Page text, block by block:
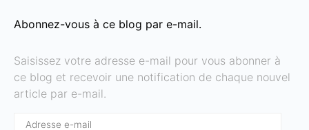
Abonnez-vous à ce blog par e-mail.
Saisissez votre adresse e-mail pour vous abonner à
ce blog et recevoir une notification de chaque nouvel
article par e-mail.